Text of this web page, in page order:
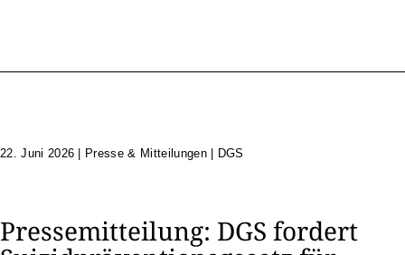
22. Juni 2026 Presse & Mitteilungen | DGS
Pressemitteilung: DGS fordert